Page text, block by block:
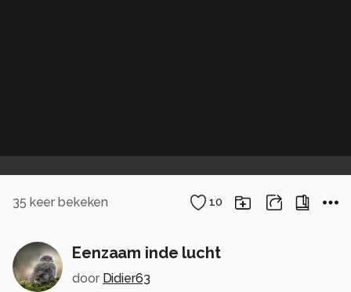
35 keer bekeken 10
Eenzaam inde lucht
door Didier63